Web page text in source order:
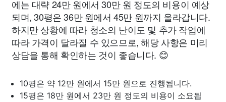
에는 대략 24만 원에서 30만 원 정도의 비용이 예상
되며, 30평은 36만 원에서 45만 원까지 올라갑니다.
하지만 상황에 따라 청소의 난이도 및 추가 작업에
따라 가격이 달라질 수 있으므로, 해당 사항은 미리
상담을 통해 확인하는 것이 좋습니다. 😊
10평은 약 12만 원에서 15만 원으로 진행됩니다.
15평은 18만 원에서 23만 원 정도의 비용이 소요됩